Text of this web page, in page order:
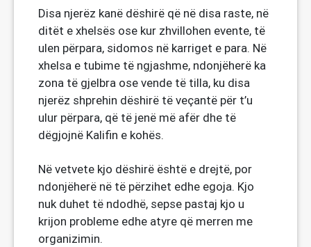
Disa njerëz kanë dëshirë që në disa raste, në
ditët e xhelsës ose kur zhvillohen evente, të
ulen përpara, sidomos në karriget e para. Në
xhelsa e tubime të ngjashme, ndonjëherë ka
zona të gjelbra ose vende të tilla, ku disa
njerëz shprehin dëshirë të veçantë për t’u
ulur përpara, që të jenë më afër dhe të
dëgjojnë Kalifin e kohës.
Në vetvete kjo dëshirë është e drejtë, por
ndonjëherë në të përzihet edhe egoja. Kjo
nuk duhet të ndodhë, sepse pastaj kjo u
krijon probleme edhe atyre që merren me
organizimin.